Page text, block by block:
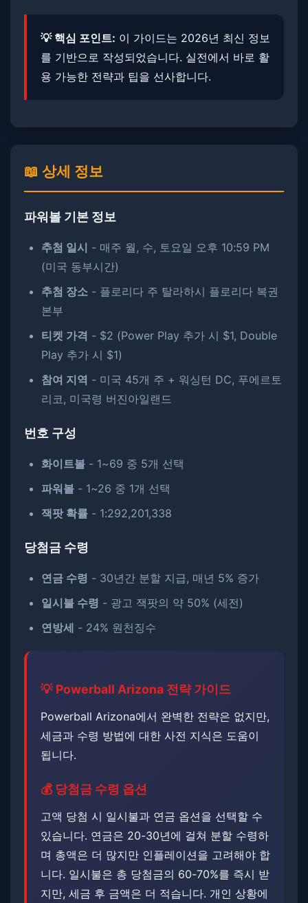
💡 핵심 포인트: 이 가이드는 2026년 최신 정보
를 기반으로 작성되었습니다. ​실전에서 바로 활
용 가능한 전략과 팁을 선사합니다.
📖 상세 정보
파워볼 기본 정보
추첨 일시 - 매주 월, 수, 토요일 오후 10:59 PM
(미국 동부시간)
추첨 장소 - 플로리다 주 탈라하시 플로리다 복권
본부
티켓 가격 - $2 (Power Play 추가 시 $1, Double
Play 추가 시 $1)
참여 지역 - 미국 45개 주 + 워싱턴 DC, 푸에르토
리코, 미국령 버진아일랜드
번호 구성
화이트볼 - 1~69 중 5개 선택
파워볼 - 1~26 중 1개 선택
잭팟 확률 - 1:292,201,338
당첨금 수령
연금 수령 - 30년간 분할 지급, 매년 5% 증가
일시불 수령 - 광고 잭팟의 약 50% (세전)
연방세 - 24% 원천징수
💡 Powerball Arizona 전략 가이드
Powerball Arizona에서 완벽한 전략은 없지만,
세금과 수령 방법에 대한 사전 지식은 도움이
됩니다.
💰 당첨금 수령 옵션
고액 당첨 시 일시불과 연금 옵션을 선택할 수
있습니다. ​​연금은 20-30년에 걸쳐 분할 수령하
며 총액은 더 많지만 인플레이션을 고려해야 합
니다. 일시불은 총 당첨금의 60-70%를 즉시 받
지만, 세금 후 금액은 더 적습니다. ​​개인 상황에